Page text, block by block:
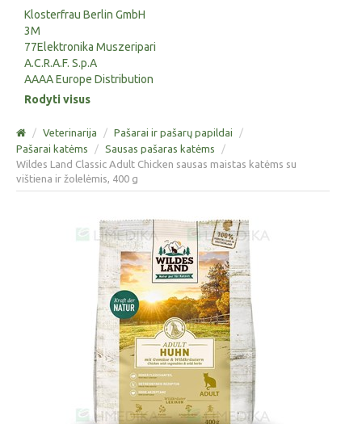
Klosterfrau Berlin GmbH
3M
77Elektronika Muszeripari
A.C.R.A.F. S.p.A
AAAA Europe Distribution
Rodyti visus
/ Veterinarija / Pašarai ir pašarų papildai
/
Pašarai katėms
/ Sausas pašaras katėms
/
Wildes Land Classic Adult Chicken sausas maistas katėms su
vištiena ir žolelėmis, 400 g